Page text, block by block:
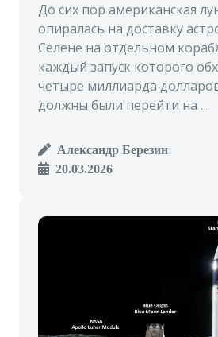
До сих пор американская
опиралась на доставку
Селене на отдельном
каждый запуск которого
четыре миллиарда
должны были перейти на …
Александр Березин
20.03.2026